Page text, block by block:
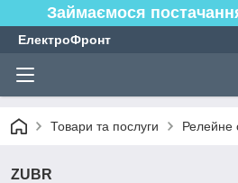
Займаємося
ЕлектроФронт
Товари та послуги Релейне
ZUBR